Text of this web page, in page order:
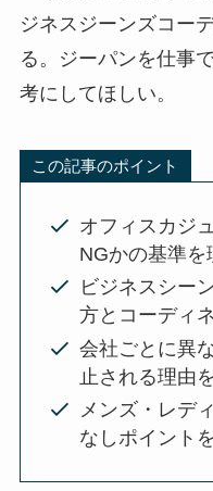
ジネスジーンズコー
る。ジーパンを仕事
考にしてほしい。
この記事のポイント
オフィスカジ
NGかの基準を
ビジネスシー
方とコーディ
会社ごとに異
止される理由
メンズ・レデ
なしポイント